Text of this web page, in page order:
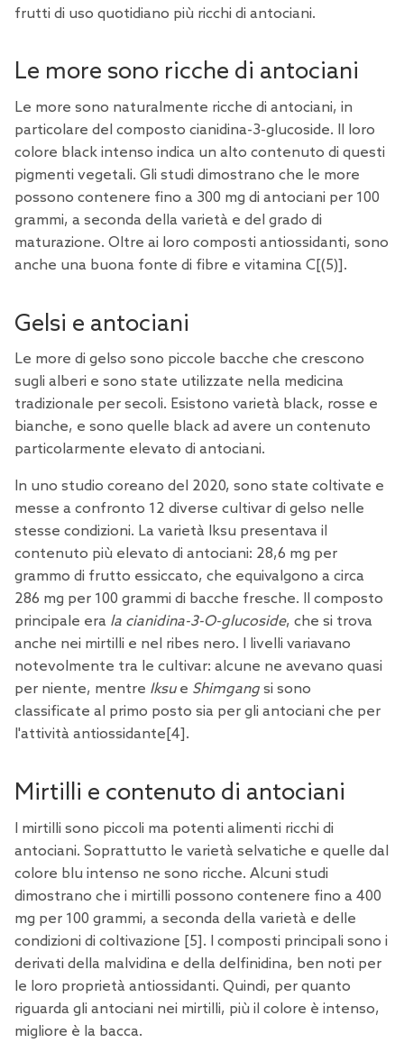
frutti di uso quotidiano più ricchi di antociani.
Le more sono ricche di antociani
Le more sono naturalmente ricche di antociani, in
particolare del composto cianidina-3-glucoside. Il loro
colore black intenso indica un alto contenuto di questi
pigmenti vegetali. Gli studi dimostrano che le more
possono contenere fino a 300 mg di antociani per 100
grammi, a seconda della varietà e del grado di
maturazione. Oltre ai loro composti antiossidanti, sono
anche una buona fonte di fibre e vitamina C[(5)].
Gelsi e antociani
Le more di gelso sono piccole bacche che crescono
sugli alberi e sono state utilizzate nella medicina
tradizionale per secoli. Esistono varietà black, rosse e
bianche, e sono quelle black ad avere un contenuto
particolarmente elevato di antociani.
In uno studio coreano del 2020, sono state coltivate e
messe a confronto 12 diverse cultivar di gelso nelle
stesse condizioni. La varietà Iksu presentava il
contenuto più elevato di antociani: 28,6 mg per
grammo di frutto essiccato, che equivalgono a circa
286 mg per 100 grammi di bacche fresche. Il composto
principale era la cianidina-3-O-glucoside, che si trova
anche nei mirtilli e nel ribes nero. I livelli variavano
notevolmente tra le cultivar: alcune ne avevano quasi
per niente, mentre Iksue Shimgang si sono
classificate al primo posto sia per gli antociani che per
l'attività antiossidante[4].
Mirtilli e contenuto di antociani
I mirtilli sono piccoli ma potenti alimenti ricchi di
antociani. Soprattutto le varietà selvatiche e quelle dal
colore blu intenso ne sono ricche. Alcuni studi
dimostrano che i mirtilli possono contenere fino a 400
mg per 100 grammi, a seconda della varietà e delle
condizioni di coltivazione [5]. I composti principali sono i
derivati della malvidina e della delfinidina, ben noti per
le loro proprietà antiossidanti. Quindi, per quanto
riguarda gli antociani nei mirtilli, più il colore è intenso,
migliore è la bacca.